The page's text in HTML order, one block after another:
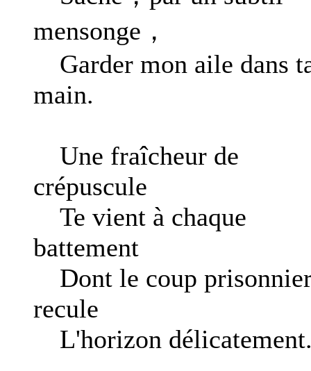
mensonge，
Garder mon aile dans
main.
Une fraîcheur de
crépuscule
Te vient à chaque
battement
Dont le coup
recule
L'horizon